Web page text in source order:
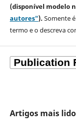
(disponível modelo
autores"). Somente
termo e o descreva
Artigos mais